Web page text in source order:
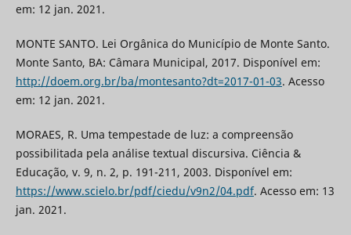
em: 12 jan. 2021.
MONTE SANTO. Lei Orgânica do Município de Monte Santo.
Monte Santo, BA: Câmara Municipal, 2017. Disponível em:
http://doem.org.br/ba/montesanto?dt=2017-01-03. Acesso
em: 12 jan. 2021.
MORAES, R. Uma tempestade de luz: a compreensão
possibilitada pela análise textual discursiva. Ciência &
Educação, v. 9, n. 2, p. 191-211, 2003. Disponível em:
https://www.scielo.br/pdf/ciedu/v9n2/04.pdf. Acesso em: 13
jan. 2021.